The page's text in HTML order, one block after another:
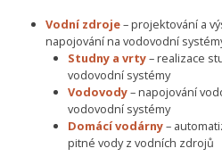
Vodní zdroje– projektování a
napojování na vodovodní
Studny a vrty– realizace
vodovodní systémy
Vodovody– napojování
vodovodní systémy
Domácí vodárny–
pitné vody z vodních zdrojů